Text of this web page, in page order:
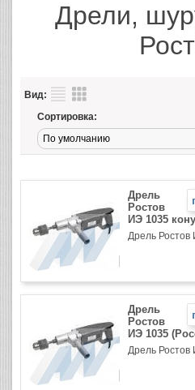
Дрели,
Вид:
Сортировка:
Дрель
Ростов
ИЭ 1035
Дрель Ростов
Дрель
Ростов
ИЭ 1035
Дрель Ростов